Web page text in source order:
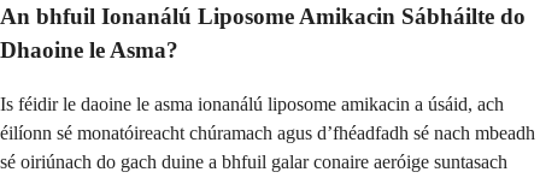
An bhfuil Ionanálú Liposome Amikacin Sábháilte do
Dhaoine le Asma?
Is féidir le daoine le asma ionanálú liposome amikacin a úsáid, ach
éilíonn sé monatóireacht chúramach agus d’fhéadfadh sé nach mbeadh
sé oiriúnach do gach duine a bhfuil galar conaire aeróige suntasach